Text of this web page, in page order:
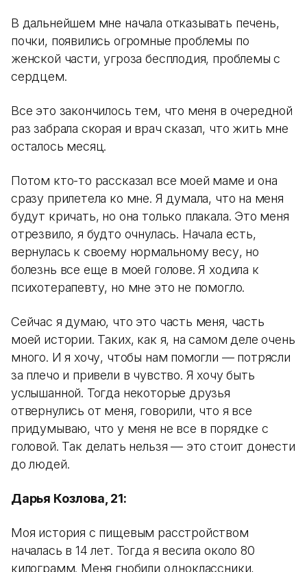
В дальнейшем мне начала отказывать печень,
почки, появились огромные проблемы по
женской части, угроза бесплодия, проблемы с
сердцем.
Все это закончилось тем, что меня в очередной
раз забрала скорая и врач сказал, что жить мне
осталось месяц.
Потом кто-то рассказал все моей маме и она
сразу прилетела ко мне. Я думала, что на меня
будут кричать, но она только плакала. Это меня
отрезвило, я будто очнулась. Начала есть,
вернулась к своему нормальному весу, но
болезнь все еще в моей голове. Я ходила к
психотерапевту, но мне это не помогло.
Сейчас я думаю, что это часть меня, часть
моей истории. Таких, как я, на самом деле очень
много. И я хочу, чтобы нам помогли — потрясли
за плечо и привели в чувство. Я хочу быть
услышанной. Тогда некоторые друзья
отвернулись от меня, говорили, что я все
придумываю, что у меня не все в порядке с
головой. Так делать нельзя — это стоит донести
до людей.
Дарья Козлова, 21:
Моя история с пищевым расстройством
началась в 14 лет. Тогда я весила около 80
килограмм. Меня гнобили одноклассники,